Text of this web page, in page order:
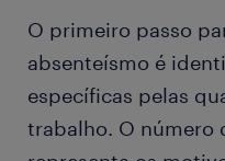
O primeiro passo
absenteísmo é
específicas pelas
trabalho. O número